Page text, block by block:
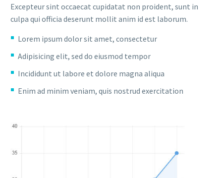
Excepteur sint occaecat cupidatat non proident, sunt in
culpa qui officia deserunt mollit anim id est laborum.
Lorem ipsum dolor sit amet, consectetur
Adipisicing elit, sed do eiusmod tempor
Incididunt ut labore et dolore magna aliqua
Enim ad minim veniam, quis nostrud exercitation